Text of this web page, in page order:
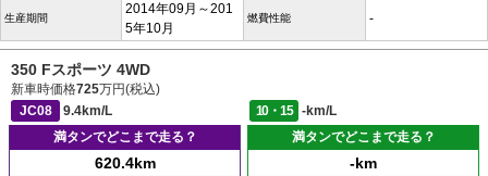
生産期間
2014年09月～201
5年10月
燃費性能 -
350 Fスポーツ 4WD
新車時価格725万円(税込)
JC08
9.4km/L 10・15
-km/L
満タンでどこまで走る？
620.4km
満タンでどこまで走る？
-km